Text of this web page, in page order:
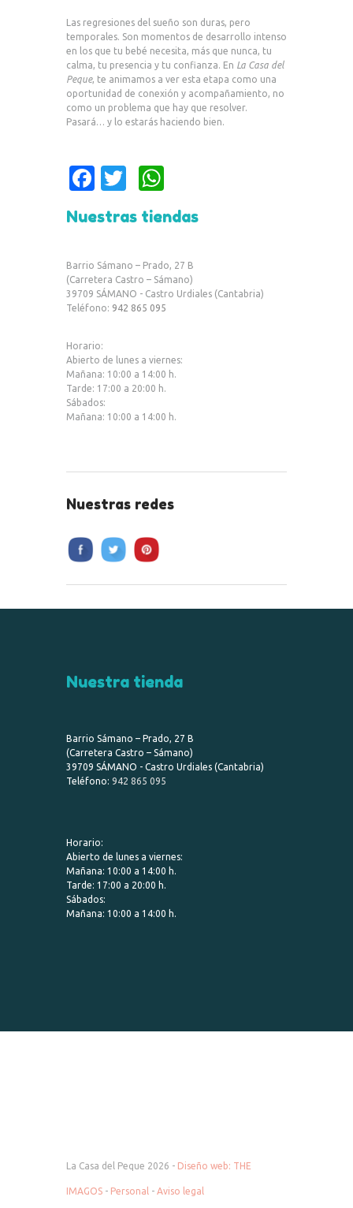
Las regresiones del sueño son duras, pero
temporales. Son momentos de desarrollo intenso
en los que tu bebé necesita, más que nunca, tu
calma, tu presencia y tu confianza. En La Casa del
Peque, te animamos a ver esta etapa como una
oportunidad de conexión y acompañamiento, no
como un problema que hay que resolver.
Pasará… y lo estarás haciendo bien.
Fa
e
b
o
o
w
it
r
at
A
p
Nuestras tiendas
Barrio Sámano – Prado, 27 B
(Carretera Castro – Sámano)
39709 SÁMANO - Castro Urdiales (Cantabria)
Teléfono: 942 865 095
Horario:
Abierto de lunes a viernes:
Mañana: 10:00 a 14:00 h.
Tarde: 17:00 a 20:00 h.
Sábados:
Mañana: 10:00 a 14:00 h.
Nuestras redes
Nuestra tienda
Barrio Sámano – Prado, 27 B
(Carretera Castro – Sámano)
39709 SÁMANO - Castro Urdiales (Cantabria)
Teléfono: 942 865 095
Horario:
Abierto de lunes a viernes:
Mañana: 10:00 a 14:00 h.
Tarde: 17:00 a 20:00 h.
Sábados:
Mañana: 10:00 a 14:00 h.
La Casa del Peque 2026 - Diseño web: THE
IMAGOS - Personal - Aviso legal